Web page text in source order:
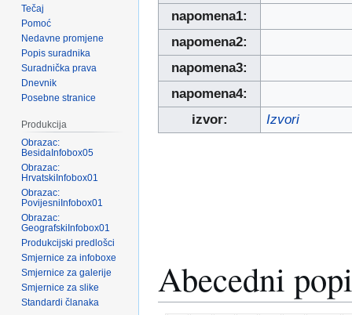
napomena1:
napomena2:
napomena3:
napomena4:
izvor:
Izvori
Abecedni
Tečaj
Pomoć
Nedavne promjene
Popis suradnika
Suradnička prava
Dnevnik
Posebne stranice
Produkcija
Obrazac:
BesidaInfobox05
Obrazac:
HrvatskiInfobox01
Obrazac:
PovijesniInfobox01
Obrazac:
GeografskiInfobox01
Produkcijski predlošci
Smjernice za infoboxe
Smjernice za galerije
Smjernice za slike
Standardi članaka